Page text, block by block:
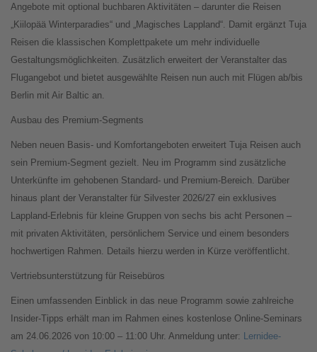
Angebote mit optional buchbaren Aktivitäten – darunter die Reisen
„Kiilopää Winterparadies“ und „Magisches Lappland“. Damit ergänzt Tuja
Reisen die klassischen Komplettpakete um mehr individuelle
Gestaltungsmöglichkeiten. Zusätzlich erweitert der Veranstalter das
Flugangebot und bietet ausgewählte Reisen nun auch mit Flügen ab/bis
Berlin mit Air Baltic an.
Ausbau des Premium-Segments
Neben neuen Basis- und Komfortangeboten erweitert Tuja Reisen auch
sein Premium-Segment gezielt. Neu im Programm sind zusätzliche
Unterkünfte im gehobenen Standard- und Premium-Bereich. Darüber
hinaus plant der Veranstalter für Silvester 2026/27 ein exklusives
Lappland-Erlebnis für kleine Gruppen von sechs bis acht Personen –
mit privaten Aktivitäten, persönlichem Service und einem besonders
hochwertigen Rahmen. Details hierzu werden in Kürze veröffentlicht.
Vertriebsunterstützung für Reisebüros
Einen umfassenden Einblick in das neue Programm sowie zahlreiche
Insider-Tipps erhält man im Rahmen eines kostenlose Online-Seminars
am 24.06.2026 von 10:00 – 11:00 Uhr. Anmeldung unter: Lernidee-